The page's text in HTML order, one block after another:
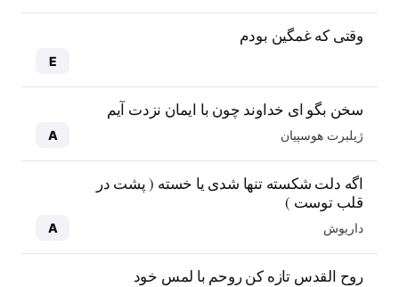
وقتی که غمگین بودم
E
سخن بگو ای خداوند چون با ایمان نزدت آیم
ژیلبرت هوسپیان A
اگه دلت شکسته تنها شدی یا خسته ( پشت در
قلب توست )
داریوش A
روح القدس تازه کن روحم با لمس خود